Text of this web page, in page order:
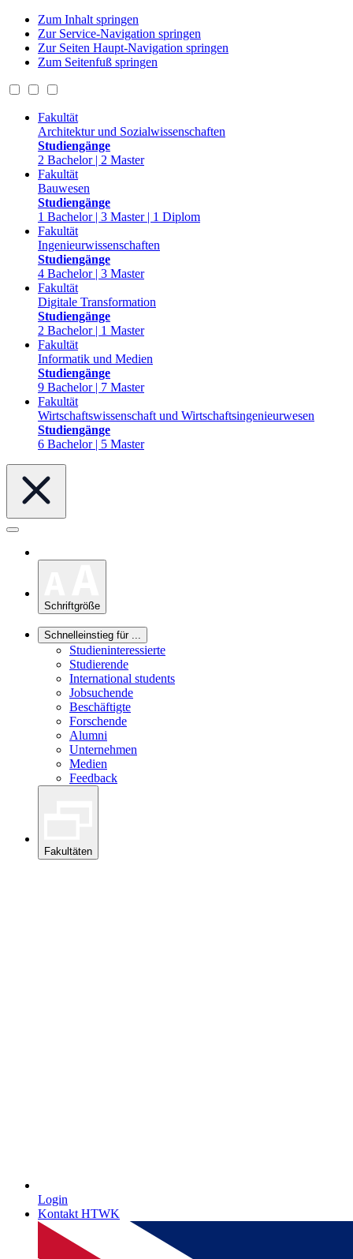
Zum Inhalt springen
Zur Service-Navigation springen
Zur Seiten Haupt-Navigation springen
Zum Seitenfuß springen
Fakultät
Architektur und Sozialwissenschaften
Studiengänge
2 Bachelor | 2 Master
Fakultät
Bauwesen
Studiengänge
1 Bachelor | 3 Master | 1 Diplom
Fakultät
Ingenieurwissenschaften
Studiengänge
4 Bachelor | 3 Master
Fakultät
Digitale Transformation
Studiengänge
2 Bachelor | 1 Master
Fakultät
Informatik und Medien
Studiengänge
9 Bachelor | 7 Master
Fakultät
Wirtschaftswissenschaft und Wirtschaftsingenieurwesen
Studiengänge
6 Bachelor | 5 Master
Schriftgröße
Schnelleinstieg für ...
Studieninteressierte
Studierende
International students
Jobsuchende
Beschäftigte
Forschende
Alumni
Unternehmen
Medien
Feedback
Fakultäten
Login
Kontakt HTWK